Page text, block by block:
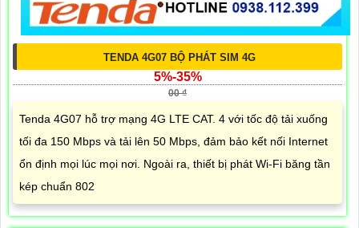
TENDA 4G07 BỘ PHÁT SIM 4G
5%-35%
00 ₫
Tenda 4G07 hỗ trợ mạng 4G LTE CAT. 4 với tốc độ tải xuống
tối đa 150 Mbps và tải lên 50 Mbps, đảm bảo kết nối Internet
ổn định mọi lúc mọi nơi. Ngoài ra, thiết bị phát Wi-Fi băng tần
kép chuẩn 802